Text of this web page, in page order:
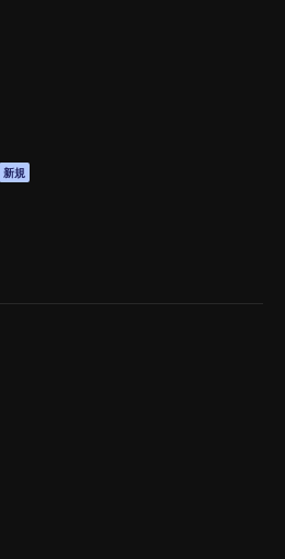
新規